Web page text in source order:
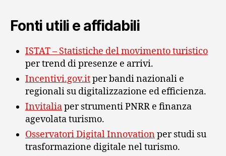
Fonti utili e affidabili
ISTAT – Statistiche del movimento turistico
per trend di presenze e arrivi.
Incentivi.gov.itper bandi nazionali e
regionali su digitalizzazione ed efficienza.
Invitaliaper strumenti PNRR e finanza
agevolata turismo.
Osservatori Digital Innovationper studi su
trasformazione digitale nel turismo.